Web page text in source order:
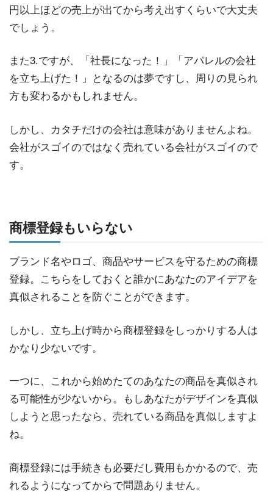
円以上ほどの売上が出てから考え出すくらいで大丈夫
でしょう。
また3.ですが、「社長になった！」「アパレルの会社
を立ち上げた！」となるのは夢ですし、周りの見られ
方も変わるかもしれません。
しかし、カタチだけの会社は意味がありませんよね。
会社がスゴイのではなく売れている会社がスゴイので
す。
商標登録もいらない
ブランド名やロゴ、商品やサービスを守るための商標
登録。こちらをしておくと誰かにあなたのアイデアを
真似されることを防ぐことができます。
しかし、立ち上げ時から商標登録をしっかりする人は
かなり少ないです。
一つに、これから始めたてのあなたの商品を真似され
る可能性が少ないから。もしあなたがデザインを真似
しようと思ったなら、売れている商品を真似しますよ
ね。
商標登録には手続きも必要だし費用もかかるので、売
れるようになってからで問題ありません。